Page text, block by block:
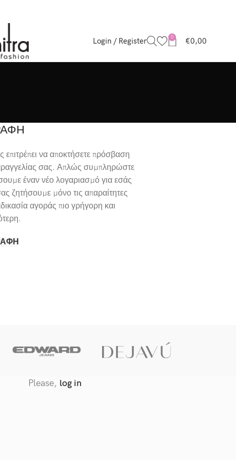
Login / Register 0 €0,00
να αποκτήσετε πρόσβαση
σας. Απλώς συμπληρώστε
έναν νέο λογαριασμό για εσάς
ζητήσουμε μόνο τις απαραίτητες
αγοράς πιο γρήγορη και
Please, log in